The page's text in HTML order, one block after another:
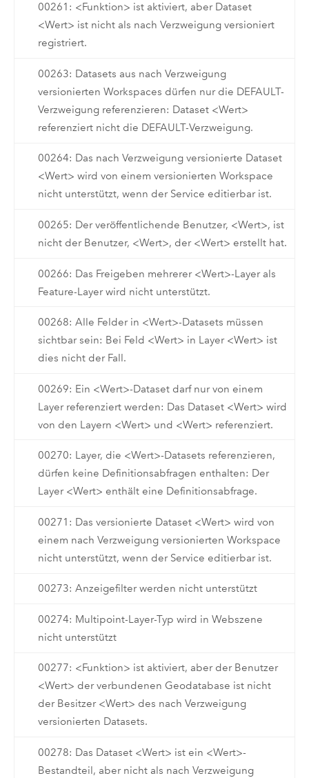
00261: <Funktion> ist aktiviert, aber Dataset
<Wert> ist nicht als nach Verzweigung versioniert
registriert.
00263: Datasets aus nach Verzweigung
versionierten Workspaces dürfen nur die DEFAULT-
Verzweigung referenzieren: Dataset <Wert>
referenziert nicht die DEFAULT-Verzweigung.
00264: Das nach Verzweigung versionierte Dataset
<Wert> wird von einem versionierten Workspace
nicht unterstützt, wenn der Service editierbar ist.
00265: Der veröffentlichende Benutzer, <Wert>, ist
nicht der Benutzer, <Wert>, der <Wert> erstellt hat.
00266: Das Freigeben mehrerer <Wert>-Layer als
Feature-Layer wird nicht unterstützt.
00268: Alle Felder in <Wert>-Datasets müssen
sichtbar sein: Bei Feld <Wert> in Layer <Wert> ist
dies nicht der Fall.
00269: Ein <Wert>-Dataset darf nur von einem
Layer referenziert werden: Das Dataset <Wert> wird
von den Layern <Wert> und <Wert> referenziert.
00270: Layer, die <Wert>-Datasets referenzieren,
dürfen keine Definitionsabfragen enthalten: Der
Layer <Wert> enthält eine Definitionsabfrage.
00271: Das versionierte Dataset <Wert> wird von
einem nach Verzweigung versionierten Workspace
nicht unterstützt, wenn der Service editierbar ist.
00273: Anzeigefilter werden nicht unterstützt
00274: Multipoint-Layer-Typ wird in Webszene
nicht unterstützt
00277: <Funktion> ist aktiviert, aber der Benutzer
<Wert> der verbundenen Geodatabase ist nicht
der Besitzer <Wert> des nach Verzweigung
versionierten Datasets.
00278: Das Dataset <Wert> ist ein <Wert>-
Bestandteil, aber nicht als nach Verzweigung